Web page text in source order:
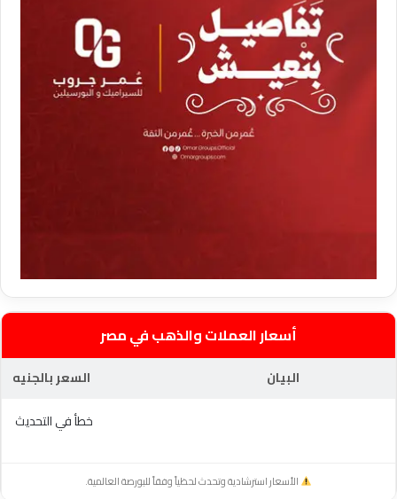
أسعار العملات والذهب في مصر
البيان
السعر بالجنيه
خطأ في التحديث
الأسعار استرشادية وتحدث لحظياً وفقاً للبورصة العالمية.